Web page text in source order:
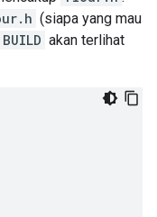
(siapa yang mau
BUILD akan terlihat